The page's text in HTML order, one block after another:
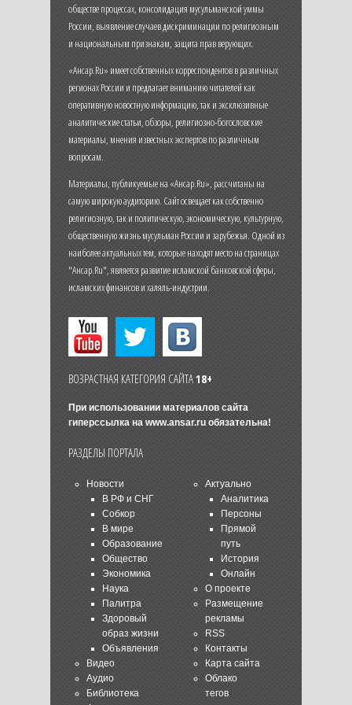
обществе процессах, консолидация мусульманской уммы
России, выявление случаев дискриминации по религиозным
и национальным признакам, защита прав верующих.
«Ансар.Ru» имеет собственных корреспондентов в различных
регионах России и предлагает вниманию читателей как
оперативную новостную информацию, так и эксклюзивные
аналитические статьи, обзоры, религиозно-богословские
материалы, мнения известных экспертов по различным
вопросам.
Материалы, публикуемые на «Ансар.Ru», рассчитаны на
самую широкую аудиторию. Сайт освещает как собственно
религиозную, так и политическую, экономическую, культурную,
общественную жизнь мусульман России и зарубежья. Одной из
наиболее актуальных тем, которые находят место на страницах
"Ансар.Ru", является развитие исламской банковской сферы,
исламских финансов и халяль-индустрии.
ВОЗРАСТНАЯ КАТЕГОРИЯ САЙТА18+
При использовании материалов сайта
гиперссылка на www.ansar.ruобязательна!
РАЗДЕЛЫ ПОРТАЛА
Новости
В РФ и СНГ
Собкор
В мире
Образование
Общество
Экономика
Наука
Палитра
Здоровый
образ жизни
Объявления
Видео
Аудио
Библиотека
Актуально
Аналитика
Персоны
Прямой
путь
История
Онлайн
О проекте
Размещение
рекламы
RSS
Контакты
Карта сайта
Облако
тегов